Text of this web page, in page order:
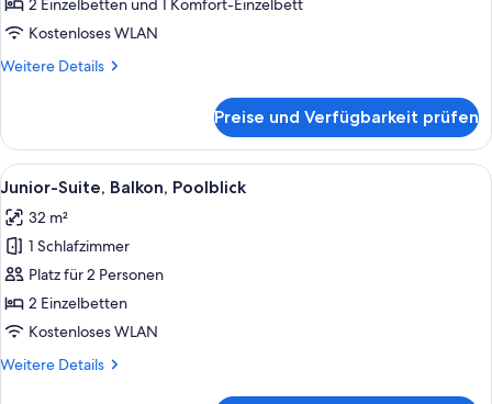
adults
1
2 Einzelbetten und 1 Komfort-Einzelbett
Kostenloses WLAN
Weitere Details
Weitere
Balkon
(2
adults
child)
Preise und Verfügbarkeit prüfen
Alle
Fotos
für
Junior-
Suite,
Balkon,
Poolblick
Ein modernes Hotelzimmer mit
5
Junior-Suite, Balkon, Poolblick
32 m²
1 Schlafzimmer
Platz für 2 Personen
2 Einzelbetten
Kostenloses WLAN
Weitere Details
Weitere